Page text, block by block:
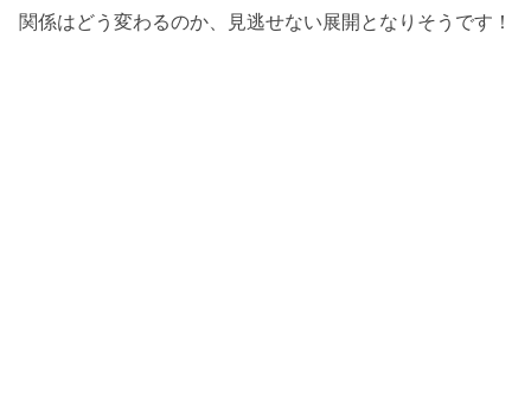
関係はどう変わるのか、見逃せない展開となりそうです！